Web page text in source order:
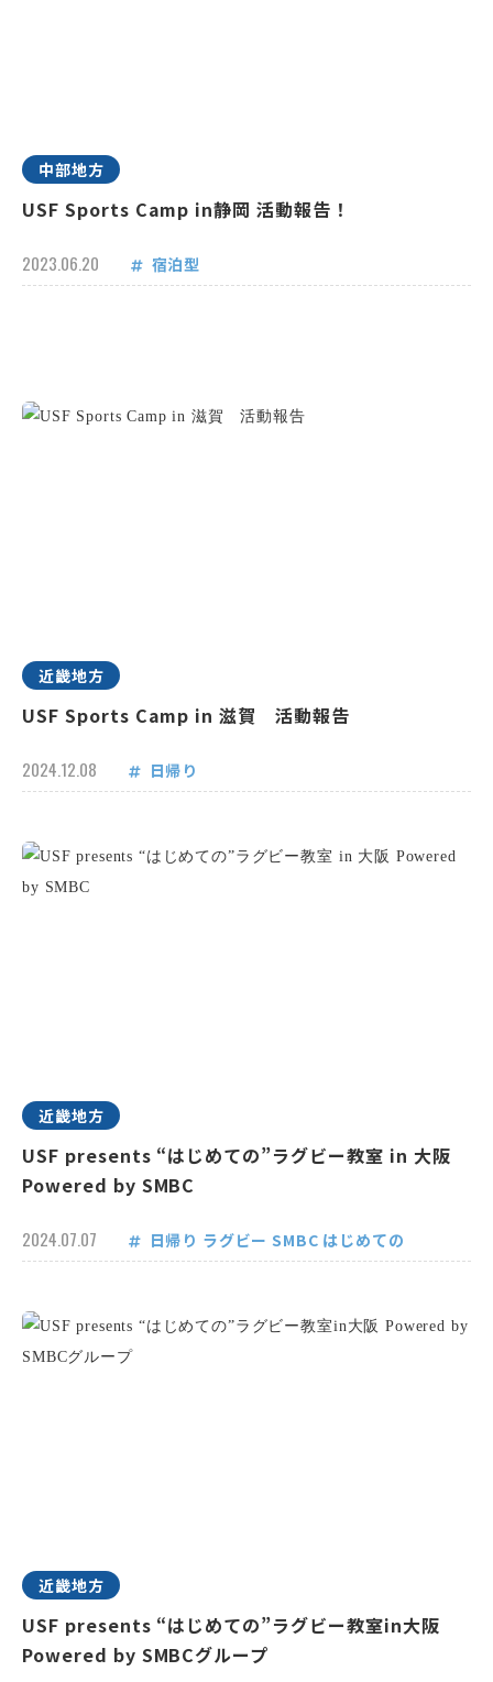
中部地方
USF Sports Camp in静岡 活動報告！
2023.06.20 宿泊型
近畿地方
USF Sports Camp in 滋賀 活動報告
2024.12.08 日帰り
近畿地方
USF presents “はじめての”ラグビー教室 in 大阪
Powered by SMBC
2024.07.07 日帰り ラグビー SMBC はじめての
近畿地方
USF presents “はじめての”ラグビー教室in大阪
Powered by SMBCグループ